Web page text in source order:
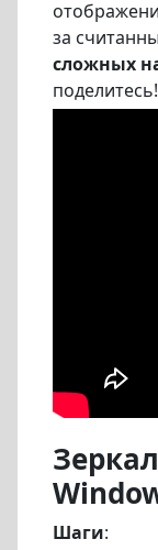
за
сложных
поделитесь!
Шаги: